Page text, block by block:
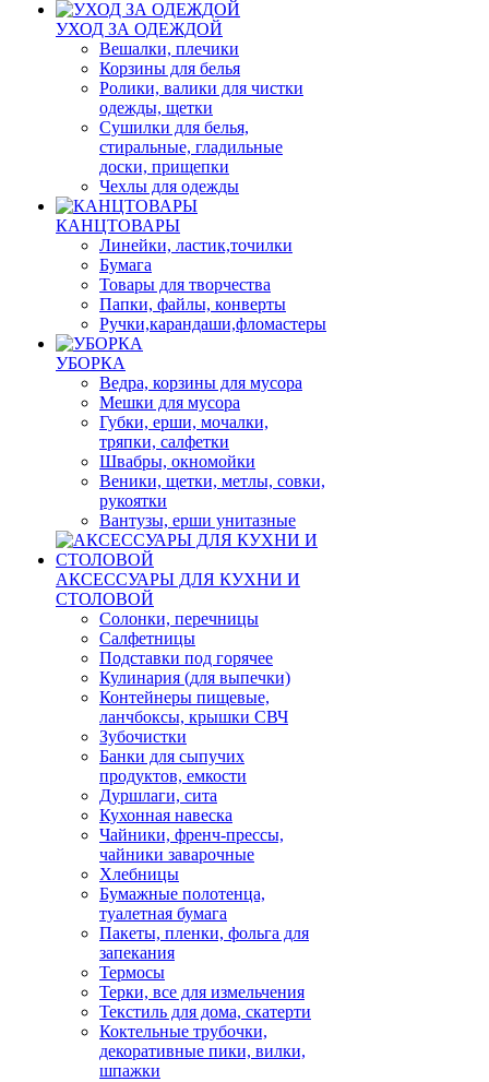
УХОД ЗА ОДЕЖДОЙ
Вешалки, плечики
Корзины для белья
Ролики, валики для чистки
одежды, щетки
Сушилки для белья,
стиральные, гладильные
доски, прищепки
Чехлы для одежды
КАНЦТОВАРЫ
Линейки, ластик,точилки
Бумага
Товары для творчества
Папки, файлы, конверты
Ручки,карандаши,фломастеры
УБОРКА
Ведра, корзины для мусора
Мешки для мусора
Губки, ерши, мочалки,
тряпки, салфетки
Швабры, окномойки
Веники, щетки, метлы, совки,
рукоятки
Вантузы, ерши унитазные
АКСЕССУАРЫ ДЛЯ КУХНИ И
СТОЛОВОЙ
Солонки, перечницы
Салфетницы
Подставки под горячее
Кулинария (для выпечки)
Контейнеры пищевые,
ланчбоксы, крышки СВЧ
Зубочистки
Банки для сыпучих
продуктов, емкости
Дуршлаги, сита
Кухонная навеска
Чайники, френч-прессы,
чайники заварочные
Хлебницы
Бумажные полотенца,
туалетная бумага
Пакеты, пленки, фольга для
запекания
Термосы
Терки, все для измельчения
Текстиль для дома, скатерти
Коктельные трубочки,
декоративные пики, вилки,
шпажки